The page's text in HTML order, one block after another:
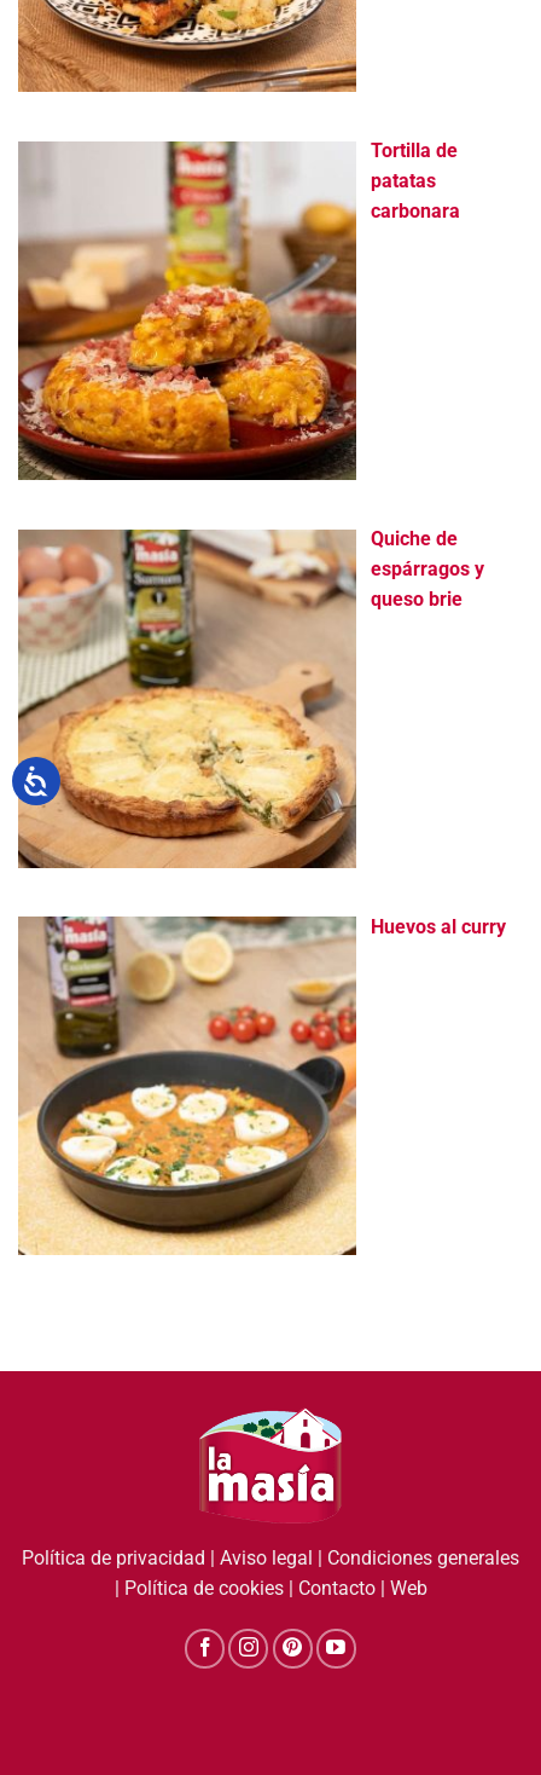
Tortilla de
patatas
carbonara
Quiche de
espárragos y
queso brie
Huevos al curry
Política de privacidad | Aviso legal | Condiciones generales
| Política de cookies| Contacto| Web